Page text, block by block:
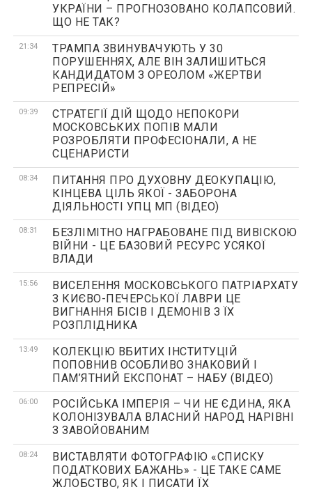
УКРАЇНИ – ПРОГНОЗОВАНО КОЛАПСОВИЙ.
ЩО НЕ ТАК?
21:34
ТРАМПА ЗВИНУВАЧУЮТЬ У 30
ПОРУШЕННЯХ, АЛЕ ВІН ЗАЛИШИТЬСЯ
КАНДИДАТОМ З ОРЕОЛОМ «ЖЕРТВИ
РЕПРЕСІЙ»
09:39
СТРАТЕГІЇ ДІЙ ЩОДО НЕПОКОРИ
МОСКОВСЬКИХ ПОПІВ МАЛИ
РОЗРОБЛЯТИ ПРОФЕСІОНАЛИ, А НЕ
СЦЕНАРИСТИ
08:34
ПИТАННЯ ПРО ДУХОВНУ ДЕОКУПАЦІЮ,
КІНЦЕВА ЦІЛЬ ЯКОЇ - ЗАБОРОНА
ДІЯЛЬНОСТІ УПЦ МП (ВІДЕО)
08:31
БЕЗЛІМІТНО НАГРАБОВАНЕ ПІД ВИВІСКОЮ
ВІЙНИ - ЦЕ БАЗОВИЙ РЕСУРС УСЯКОЇ
ВЛАДИ
15:56
ВИСЕЛЕННЯ МОСКОВСЬКОГО ПАТРІАРХАТУ
З КИЄВО-ПЕЧЕРСЬКОЇ ЛАВРИ ЦЕ
ВИГНАННЯ БІСІВ І ДЕМОНІВ З ЇХ
РОЗПЛІДНИКА
13:49
КОЛЕКЦІЮ ВБИТИХ ІНСТИТУЦІЙ
ПОПОВНИВ ОСОБЛИВО ЗНАКОВИЙ І
ПАМ’ЯТНИЙ ЕКСПОНАТ – НАБУ (ВІДЕО)
06:00
РОСІЙСЬКА ІМПЕРІЯ – ЧИ НЕ ЄДИНА, ЯКА
КОЛОНІЗУВАЛА ВЛАСНИЙ НАРОД НАРІВНІ
З ЗАВОЙОВАНИМ
08:24
ВИСТАВЛЯТИ ФОТОГРАФІЮ «СПИСКУ
ПОДАТКОВИХ БАЖАНЬ» - ЦЕ ТАКЕ САМЕ
ЖЛОБСТВО, ЯК І ПИСАТИ ЇХ